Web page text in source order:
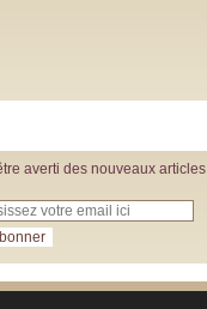
averti des nouveaux articles